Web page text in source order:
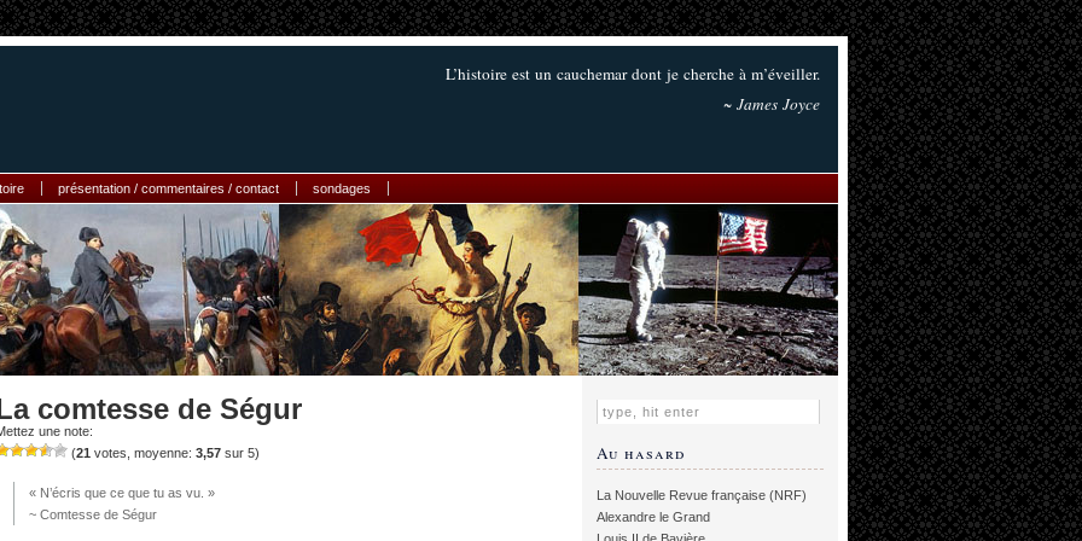
L’histoire est un cauchemar dont je cherche à m’éveiller.
~ James Joyce
présentation / commentaires / contact sondages
comtesse de Ségur
une note:
(21 votes, moyenne: 3,57 sur 5)
« N’écris que ce que tu as vu. »
~ Comtesse de Ségur
Au hasard
La Nouvelle Revue française (NRF)
Alexandre le Grand